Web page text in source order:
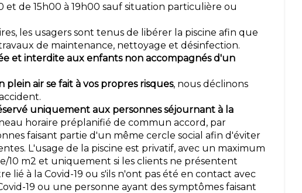
et de 15h00 à 19h00 sauf situation particulière ou
les usagers sont tenus de libérer la piscine afin que
de maintenance, nettoyage et désinfection.
et interdite aux enfants non accompagnés d'un
plein air se fait à vos propres risques, nous déclinons
uniquement aux personnes séjournant à la
horaire préplanifié de commun accord, par
faisant partie d'un même cercle social afin d'éviter
L'usage de la piscine est privatif, avec un maximum
10 m2 et uniquement si les clients ne présentent
lié à la Covid-19 ou s'ils n'ont pas été en contact avec
19 ou une personne ayant des symptômes faisant